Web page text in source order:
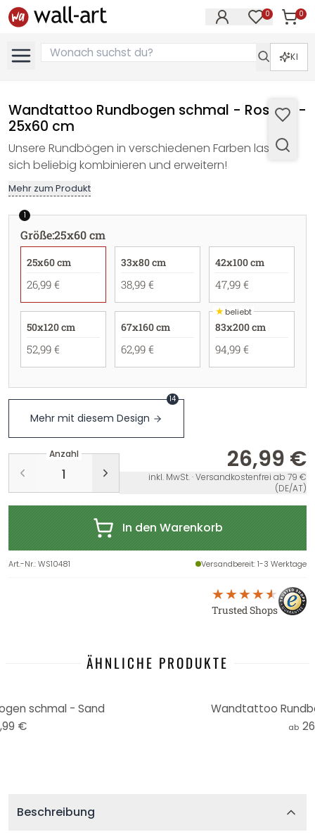
0 0
KI
Wandtattoo Rundbogen schmal - Rostrot -
25x60 cm
Unsere Rundbögen in verschiedenen Farben lassen
sich beliebig kombinieren und erweitern!
Mehr zum Produkt
1
Größe:25x60 cm
25x60 cm
26,99 €
33x80 cm
38,99 €
42x100 cm
47,99 €
50x120 cm
52,99 €
67x160 cm
62,99 €
★beliebt
83x200 cm
94,99 €
Mehr mit diesem Design
14
Anzahl 26,99 €
inkl. MwSt. · Versandkostenfrei ab 79 €
(DE/AT)
In den Warenkorb
Art.-Nr.:WS10481 Versandbereit: 1-3 Werktage
Trusted Shops
ÄHNLICHE PRODUKTE
schmal - Sand
€
Wandtattoo
ab
Beschreibung